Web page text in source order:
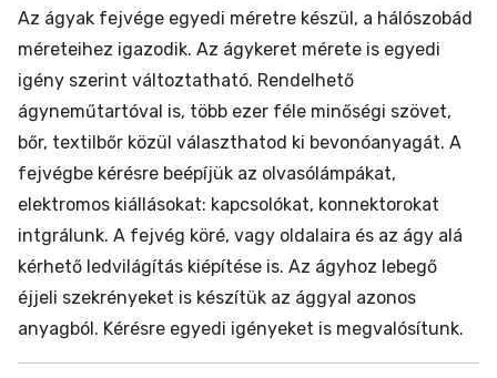
Az ágyak fejvége egyedi méretre készül, a hálószobád
méreteihez igazodik. Az ágykeret mérete is egyedi
igény szerint változtatható. Rendelhető
ágyneműtartóval is, több ezer féle minőségi szövet,
bőr, textilbőr közül választhatod ki bevonóanyagát. A
fejvégbe kérésre beépíjük az olvasólámpákat,
elektromos kiállásokat: kapcsolókat, konnektorokat
intgrálunk. A fejvég köré, vagy oldalaira és az ágy alá
kérhető ledvilágítás kiépítése is. Az ágyhoz lebegő
éjjeli szekrényeket is készítük az ággyal azonos
anyagból. Kérésre egyedi igényeket is megvalósítunk.